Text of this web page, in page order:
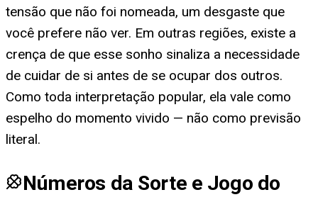
tensão que não foi nomeada, um desgaste que
você prefere não ver. Em outras regiões, existe a
crença de que esse sonho sinaliza a necessidade
de cuidar de si antes de se ocupar dos outros.
Como toda interpretação popular, ela vale como
espelho do momento vivido — não como previsão
literal.
Números da Sorte e Jogo do